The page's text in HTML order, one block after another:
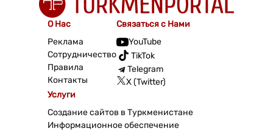
О Нас
Реклама
Сотрудничество
Правила
Контакты
Связаться с Нами
YouTube
TikTok
Telegram
X (Twitter)
Услуги
Создание сайтов в Туркменистане
Информационное обеспечение